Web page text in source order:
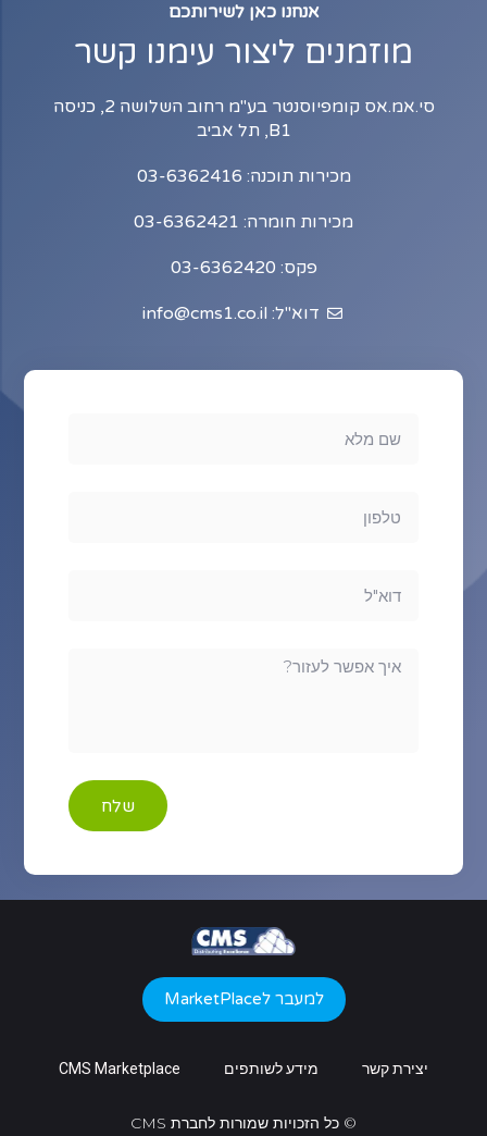
אנחנו כאן לשירותכם
מוזמנים ליצור עימנו קשר
סי.אמ.אס קומפיוסנטר בע"מ רחוב השלושה 2, כניסה
B1, תל אביב
מכירות תוכנה: 03-6362416
מכירות חומרה: 03-6362421
פקס: 03-6362420
דוא"ל: info@cms1.co.il
שלח
למעבר לMarketPlace
יצירת קשר מידע לשותפים CMS Marketplace
© כל הזכויות שמורות לחברת CMS